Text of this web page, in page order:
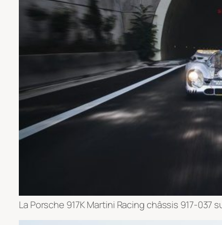
La Porsche 917K Martini Racing châssis 917-037